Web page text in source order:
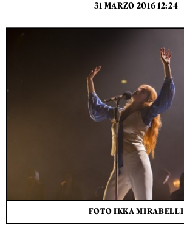
31 MARZO 2016 12:24
FOTO IKKA MIRABELLI